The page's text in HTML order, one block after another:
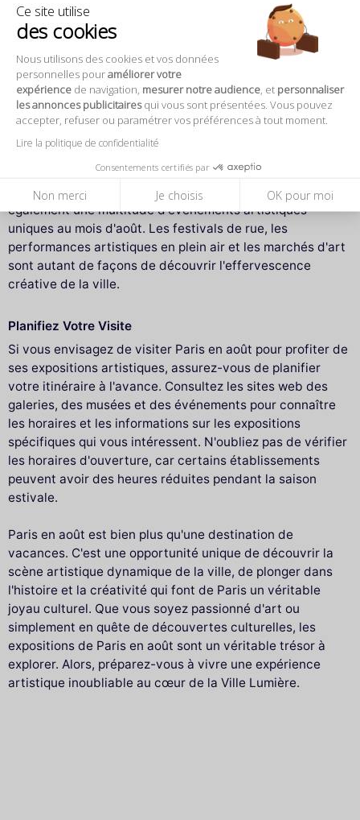
Ce site utilise
des cookies
Nous utilisons des cookies et vos données
personnelles pouraméliorer votre
expérience de navigation, mesurer notre audience , et personnaliser
les annonces publicitairesqui vous sont présentées. Vous pouvez
accepter, refuser ou paramétrer vos préférences à tout moment.
Lire la politique de confidentialité
Consentements certifiés par
Non merci Je choisis OK pour moi
Les Expositions en Plein Air
L'été à Paris est l'occasion idéale de profiter des
expositions en plein air. De nombreux parcs et jardins de
la ville accueillent des installations artistiques
temporaires qui intègrent harmonieusement l'art à la
nature. C'est une façon agréable de découvrir l'art en
plein air tout en profitant du temps estival.
Des Événements Artistiques Uniques
Outre les expositions traditionnelles, Paris propose
également une multitude d'événements artistiques
uniques au mois d'août. Les festivals de rue, les
performances artistiques en plein air et les marchés d'art
sont autant de façons de découvrir l'effervescence
créative de la ville.
Planifiez Votre Visite
Si vous envisagez de visiter Paris en août pour profiter de
ses expositions artistiques, assurez-vous de planifier
votre itinéraire à l'avance. Consultez les sites web des
galeries, des musées et des événements pour connaître
les horaires et les informations sur les expositions
spécifiques qui vous intéressent. N'oubliez pas de vérifier
les horaires d'ouverture, car certains établissements
peuvent avoir des heures réduites pendant la saison
estivale.
Paris en août est bien plus qu'une destination de
vacances. C'est une opportunité unique de découvrir la
scène artistique dynamique de la ville, de plonger dans
l'histoire et la créativité qui font de Paris un véritable
joyau culturel. Que vous soyez passionné d'art ou
simplement en quête de découvertes culturelles, les
expositions de Paris en août sont un véritable trésor à
explorer. Alors, préparez-vous à vivre une expérience
artistique inoubliable au cœur de la Ville Lumière.